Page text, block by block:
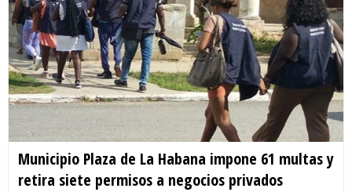
Municipio Plaza de La Habana impone 61 multas y
retira siete permisos a negocios privados